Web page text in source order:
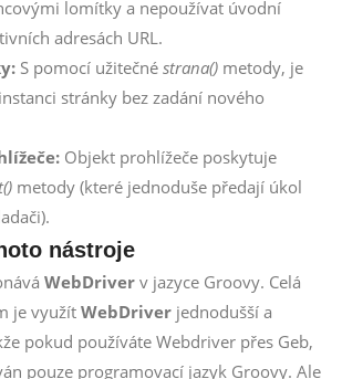
lomítky a nepoužívat úvodní
adresách URL.
S pomocí užitečné strana() metody, je
stránky bez zadání nového
Objekt prohlížeče poskytuje
metody (které jednoduše předají úkol
nástroje
WebDriver v jazyce Groovy. Celá
je využít WebDriver jednodušší a
pokud používáte Webdriver přes Geb,
pouze programovací jazyk Groovy. Ale